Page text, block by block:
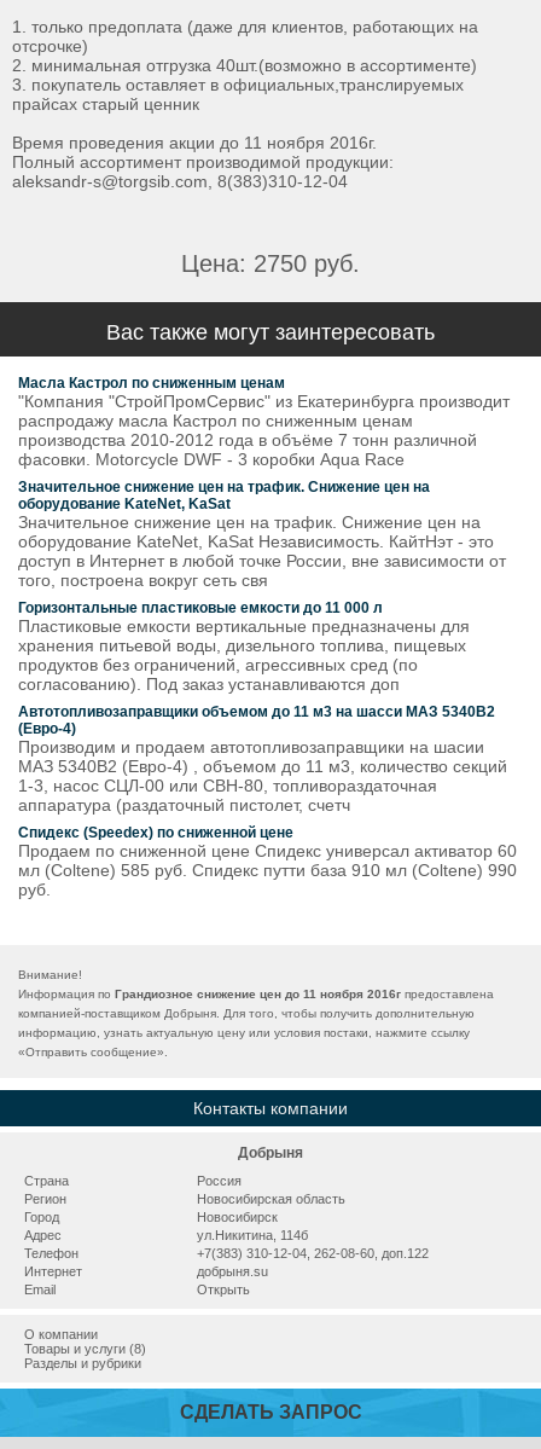
1. только предоплата (даже для клиентов, работающих на
отсрочке)
2. минимальная отгрузка 40шт.(возможно в ассортименте)
3. покупатель оставляет в официальных,транслируемых
прайсах старый ценник
Время проведения акции до 11 ноября 2016г.
Полный ассортимент производимой продукции:
aleksandr-s@torgsib.com, 8(383)310-12-04
Цена: 2750 руб.
Вас также могут заинтересовать
Масла Кастрол по сниженным ценам
"Компания "СтройПромСервис" из Екатеринбурга производит
распродажу масла Кастрол по сниженным ценам
производства 2010-2012 года в объёме 7 тонн различной
фасовки. Motorcycle DWF - 3 коробки Aqua Race
Значительное снижение цен на трафик. Снижение цен на
оборудование KateNet, KaSat
Значительное снижение цен на трафик. Снижение цен на
оборудование KateNet, KaSat Независимость. КайтНэт - это
доступ в Интернет в любой точке России, вне зависимости от
того, построена вокруг сеть свя
Горизонтальные пластиковые емкости до 11 000 л
Пластиковые емкости вертикальные предназначены для
хранения питьевой воды, дизельного топлива, пищевых
продуктов без ограничений, агрессивных сред (по
согласованию). Под заказ устанавливаются доп
Автотопливозаправщики объемом до 11 м3 на шасси МАЗ 5340В2
(Евро-4)
Производим и продаем автотопливозаправщики на шасии
МАЗ 5340В2 (Евро-4) , объемом до 11 м3, количество секций
1-3, насос СЦЛ-00 или СВН-80, топливораздаточная
аппаратура (раздаточный пистолет, счетч
Спидекс (Speedex) по сниженной цене
Продаем по сниженной цене Спидекс универсал активатор 60
мл (Coltene) 585 руб. Спидекс путти база 910 мл (Coltene) 990
руб.
Внимание!
Информация по Грандиозное снижение цен до 11 ноября 2016г предоставлена
компанией-поставщиком Добрыня. Для того, чтобы получить дополнительную
информацию, узнать актуальную цену или условия постаки, нажмите ссылку
«Отправить сообщение».
Контакты компании
Добрыня
Страна
Россия
Регион
Новосибирская область
Город
Новосибирск
Адрес
ул.Никитина, 114б
Телефон
+7(383) 310-12-04, 262-08-60, доп.122
Интернет
добрыня.su
Email
Открыть
О компании
Товары и услуги (8)
Разделы и рубрики
СДЕЛАТЬ ЗАПРОС